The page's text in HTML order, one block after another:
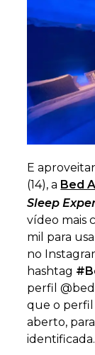
E
(14), a Bed
Sleep
vídeo mais
mil para
no
hashtag
perfil
que o perfil
aberto,
identificada.